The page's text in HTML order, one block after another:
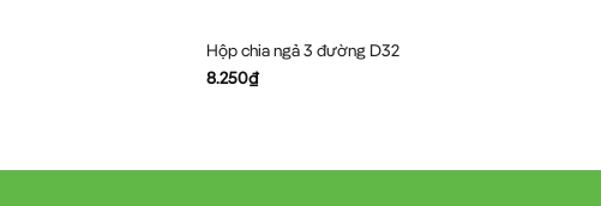
Hộp chia ngả 3 đường D32
8.250₫